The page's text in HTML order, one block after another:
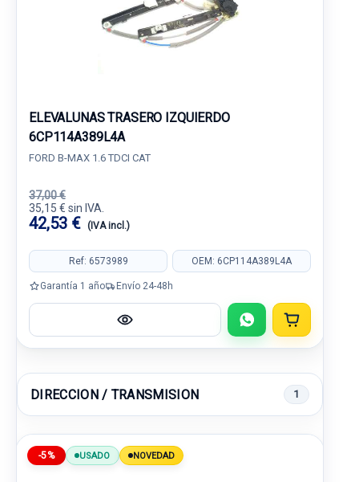
ELEVALUNAS TRASERO IZQUIERDO
6CP114A389L4A
FORD B-MAX 1.6 TDCI CAT
37,00 €
35,15 € sin IVA.
42,53 € (IVA incl.)
Ref: 6573989 OEM: 6CP114A389L4A
Garantía 1 año Envío 24-48h
DIRECCION / TRANSMISION 1
-5% USADO NOVEDAD